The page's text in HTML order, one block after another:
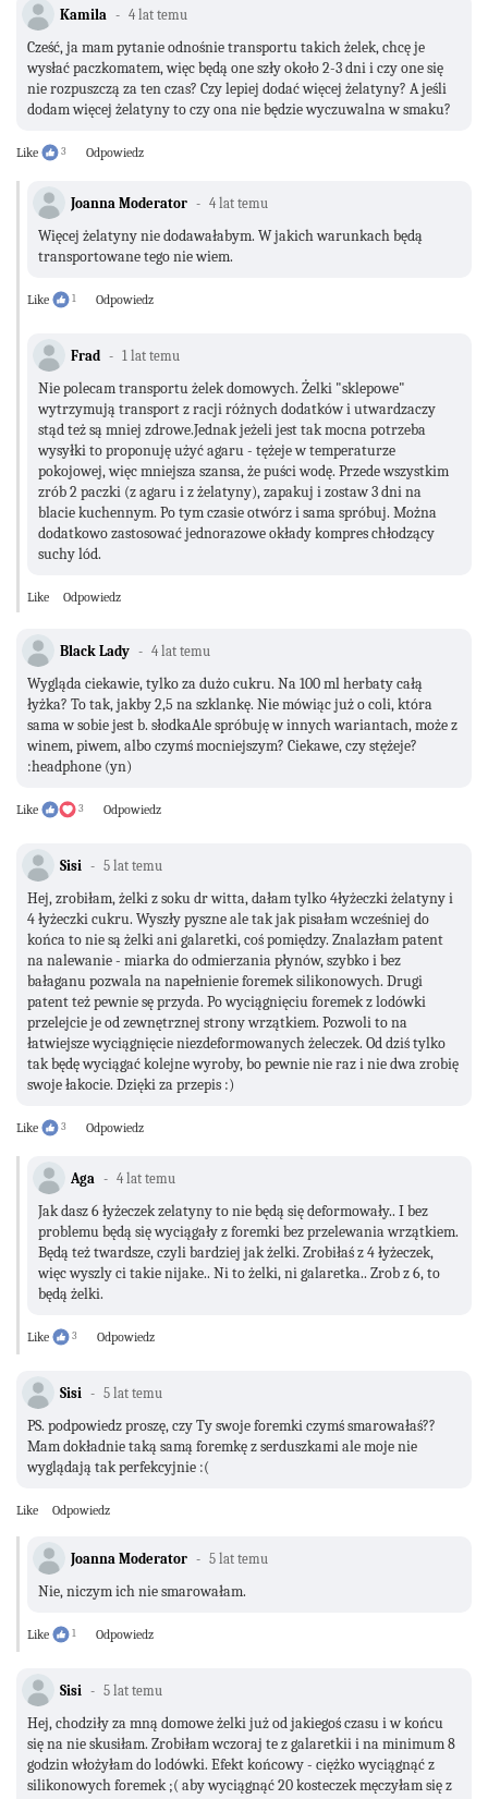
Kamila 4 lat temu
Cześć, ja mam pytanie odnośnie transportu takich żelek, chcę je
wysłać paczkomatem, więc będą one szły około 2-3 dni i czy one się
nie rozpuszczą za ten czas? Czy lepiej dodać więcej żelatyny? A jeśli
dodam więcej żelatyny to czy ona nie będzie wyczuwalna w smaku?
Like 3 Odpowiedz
Joanna Moderator 4 lat temu
Więcej żelatyny nie dodawałabym. W jakich warunkach będą
transportowane tego nie wiem.
Like 1 Odpowiedz
Frad 1 lat temu
Nie polecam transportu żelek domowych. Żelki "sklepowe"
wytrzymują transport z racji różnych dodatków i utwardzaczy
stąd też są mniej zdrowe.Jednak jeżeli jest tak mocna potrzeba
wysyłki to proponuję użyć agaru - tężeje w temperaturze
pokojowej, więc mniejsza szansa, że puści wodę. Przede wszystkim
zrób 2 paczki (z agaru i z żelatyny), zapakuj i zostaw 3 dni na
blacie kuchennym. Po tym czasie otwórz i sama spróbuj. Można
dodatkowo zastosować jednorazowe okłady kompres chłodzący
suchy lód.
Like Odpowiedz
Black Lady 4 lat temu
Wygląda ciekawie, tylko za dużo cukru. Na 100 ml herbaty całą
łyżka? To tak, jakby 2,5 na szklankę. Nie mówiąc już o coli, która
sama w sobie jest b. słodkaAle spróbuję w innych wariantach, może z
winem, piwem, albo czymś mocniejszym? Ciekawe, czy stężeje?
:headphone (yn)
Like 3 Odpowiedz
Sisi 5 lat temu
Hej, zrobiłam, żelki z soku dr witta, dałam tylko 4łyżeczki żelatyny i
4 łyżeczki cukru. Wyszły pyszne ale tak jak pisałam wcześniej do
końca to nie są żelki ani galaretki, coś pomiędzy. Znalazłam patent
na nalewanie - miarka do odmierzania płynów, szybko i bez
bałaganu pozwala na napełnienie foremek silikonowych. Drugi
patent też pewnie sę przyda. Po wyciągnięciu foremek z lodówki
przelejcie je od zewnętrznej strony wrzątkiem. Pozwoli to na
łatwiejsze wyciągnięcie niezdeformowanych żeleczek. Od dziś tylko
tak będę wyciągać kolejne wyroby, bo pewnie nie raz i nie dwa zrobię
swoje łakocie. Dzięki za przepis :)
Like 3 Odpowiedz
Aga 4 lat temu
Jak dasz 6 łyżeczek zelatyny to nie będą się deformowały.. I bez
problemu będą się wyciągały z foremki bez przelewania wrzątkiem.
Będą też twardsze, czyli bardziej jak żelki. Zrobiłaś z 4 łyżeczek,
więc wyszly ci takie nijake.. Ni to żelki, ni galaretka.. Zrob z 6, to
będą żelki.
Like 3 Odpowiedz
Sisi 5 lat temu
PS. podpowiedz proszę, czy Ty swoje foremki czymś smarowałaś??
Mam dokładnie taką samą foremkę z serduszkami ale moje nie
wyglądają tak perfekcyjnie :(
Like Odpowiedz
Joanna Moderator 5 lat temu
Nie, niczym ich nie smarowałam.
Like 1 Odpowiedz
Sisi 5 lat temu
Hej, chodziły za mną domowe żelki już od jakiegoś czasu i w końcu
się na nie skusiłam. Zrobiłam wczoraj te z galaretkii i na minimum 8
godzin włożyłam do lodówki. Efekt końcowy - ciężko wyciągnąć z
silikonowych foremek ;( aby wyciągnąć 20 kosteczek męczyłam się z